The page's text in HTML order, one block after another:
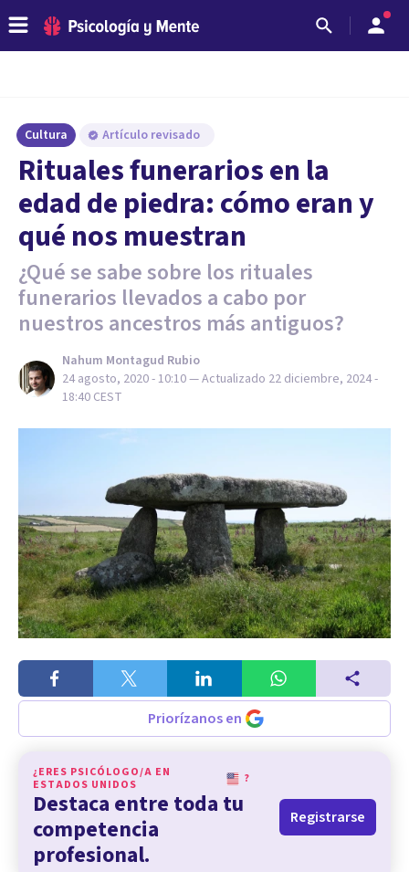
Cultura Artículo revisado
Rituales funerarios en la
edad de piedra: cómo eran y
qué nos muestran
¿Qué se sabe sobre los rituales
funerarios llevados a cabo por
nuestros ancestros más antiguos?
Nahum Montagud Rubio
24 agosto, 2020 - 10:10— Actualizado 22 diciembre, 2024 -
18:40 CEST
Priorízanos en
¿ERES PSICÓLOGO/A EN
ESTADOS UNIDOS
?
Destaca entre toda tu
competencia
profesional.
Registrarse